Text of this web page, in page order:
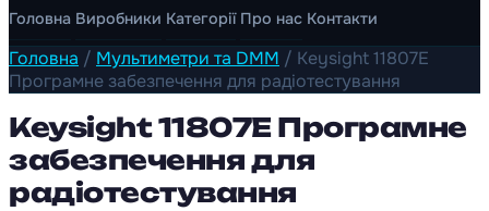
Головна Виробники Категорії Про нас Контакти
Головна / Мультиметри та DMM / Keysight 11807E
Програмне забезпечення для радіотестування
Keysight 11807E Програмне
забезпечення для
радіотестування